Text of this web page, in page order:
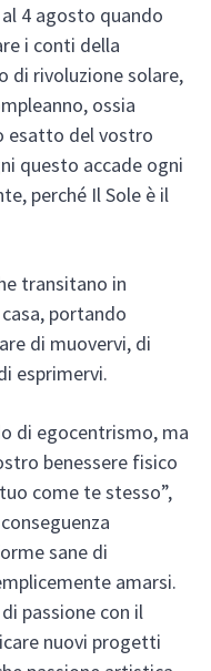
4 agosto quando
i conti della
di rivoluzione solare,
ossia
esatto del vostro
questo accade ogni
perché Il Sole è il
transitano in
portando
di muovervi, di
esprimervi.
di egocentrismo, ma
benessere fisico
come te stesso”,
sane di
amarsi.
passione con il
nuovi progetti